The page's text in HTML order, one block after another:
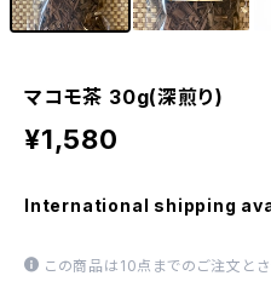
マコモ茶 30g(深煎り)
¥1,580
International shipping
この商品は10点までのご注文とさ